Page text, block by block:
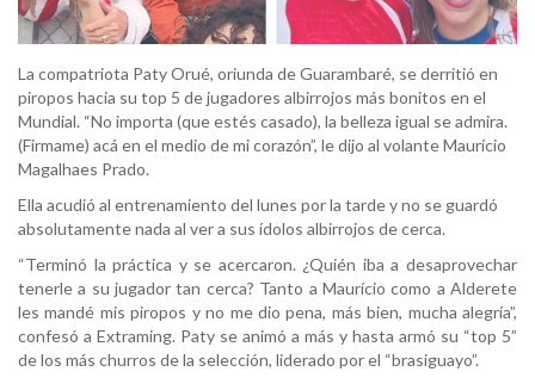
La compatriota Paty Orué, oriunda de Guarambaré, se derritió en
piropos hacia su top 5 de jugadores albirrojos más bonitos en el
Mundial. “No importa (que estés casado), la belleza igual se admira.
(Firmame) acá en el medio de mi corazón”, le dijo al volante Maurício
Magalhaes Prado.
Ella acudió al entrenamiento del lunes por la tarde y no se guardó
absolutamente nada al ver a sus ídolos albirrojos de cerca.
“Terminó la práctica y se acercaron. ¿Quién iba a desaprovechar
tenerle a su jugador tan cerca? Tanto a Maurício como a Alderete
les mandé mis piropos y no me dio pena, más bien, mucha alegría”,
confesó a Extraming. Paty se animó a más y hasta armó su “top 5”
de los más churros de la selección, liderado por el “brasiguayo”.